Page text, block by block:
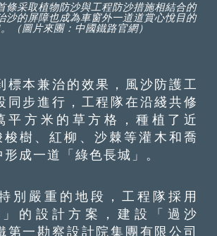
條采取植物防沙與工程防沙措施相結合的
沙的屏障也成為車窗外一道道賞心悅目的
（圖片來團：中國鐵路官網）
本兼治的效果，風沙防護工
同步進行，工程隊在沿綫共修
平方米的草方格，種植了近
樹、紅柳、沙棘等灌木和喬
成一道「綠色長城」。
嚴重的地段，工程隊採用
」的設計方案，建設「過沙
第一勘察設計院集團有限公司